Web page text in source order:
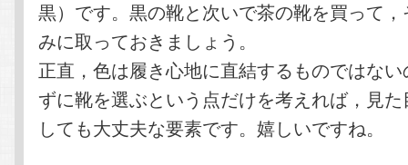
黒）です。黒の靴と次いで茶の靴を買って
みに取っておきましょう。
正直，色は履き心地に直結するものではな
ずに靴を選ぶという点だけを考えれば，見
しても大丈夫な要素です。嬉しいですね。